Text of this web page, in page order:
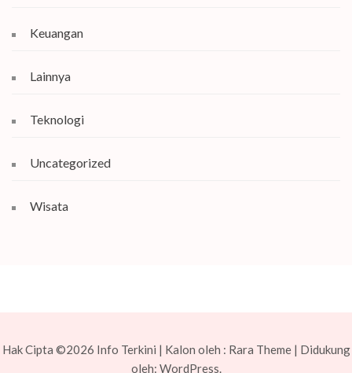
Keuangan
Lainnya
Teknologi
Uncategorized
Wisata
Hak Cipta ©2026 Info Terkini | Kalon oleh : Rara Theme| Didukung
oleh: WordPress.